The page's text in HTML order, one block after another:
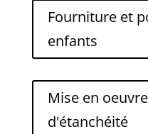
Fourniture et
enfants
Mise en
d'étanchéité